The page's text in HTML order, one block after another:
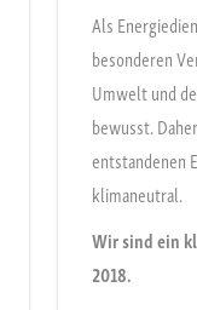
Als
besonderen
Umwelt und
bewusst.
entstandenen
klimaneutral.
Wir sind ein
2018.